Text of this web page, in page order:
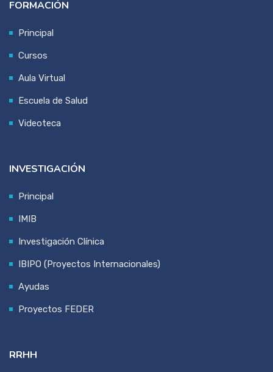
FORMACIÓN
Principal
Cursos
Aula Virtual
Escuela de Salud
Videoteca
INVESTIGACIÓN
Principal
IMIB
Investigación Clínica
IBIPO (Proyectos Internacionales)
Ayudas
Proyectos FEDER
RRHH